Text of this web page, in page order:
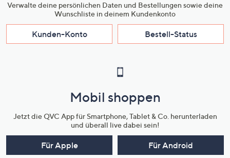
Verwalte deine persönlichen Daten und Bestellungen sowie deine
Wunschliste in deinem Kundenkonto
Kunden-Konto Bestell-Status
Mobil shoppen
Jetzt die QVC App für Smartphone, Tablet & Co. herunterladen
und überall live dabei sein!
Für Apple Für Android